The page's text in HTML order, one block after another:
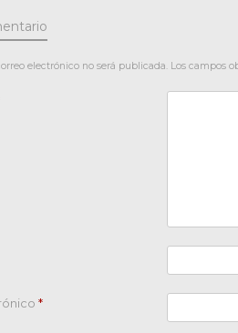
electrónico no será publicada. Los campos
*